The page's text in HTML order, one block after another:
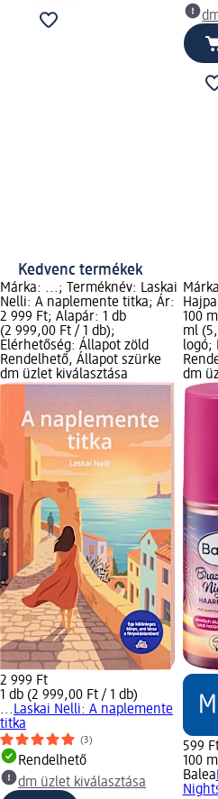
Kedvenc termékek
Márka: ...; Terméknév: Laskai
Nelli: A naplemente titka; Ár:
2 999 Ft; Alapár: 1 db
(2 999,00 Ft / 1 db);
Elérhetőség: Állapot zöld
Rendelhető, Állapot szürke
dm üzlet kiválasztása
2 999 Ft
1 db (2 999,00 Ft / 1 db)
... Laskai Nelli: A naplemente
titka
(3)
Rendelhető
dm üzlet kiválasztása
100
ml
logó;
dm
599
100
Balea